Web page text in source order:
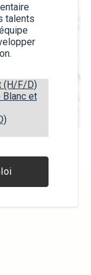
talents
(H/F/D)
et
de 38